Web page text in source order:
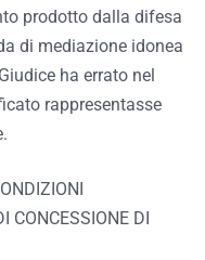
prodotto dalla difesa
di mediazione idonea
ha errato nel
rappresentasse
CONCESSIONE DI